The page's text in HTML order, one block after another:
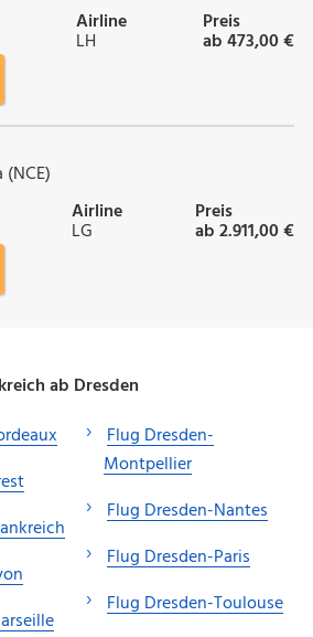
Airline
LH
Preis
ab 473,00 €
Airline
LG
Preis
ab 2.911,00 €
ab Dresden
Flug Dresden-
Montpellier
Flug Dresden-Nantes
Flug Dresden-Paris
Flug Dresden-Toulouse